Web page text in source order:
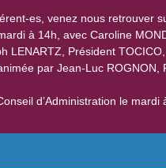
es, venez nous retrouver
à 14h, avec Caroline
LENARTZ, Président
par Jean-Luc ROGNON,
d’Administration le mardi